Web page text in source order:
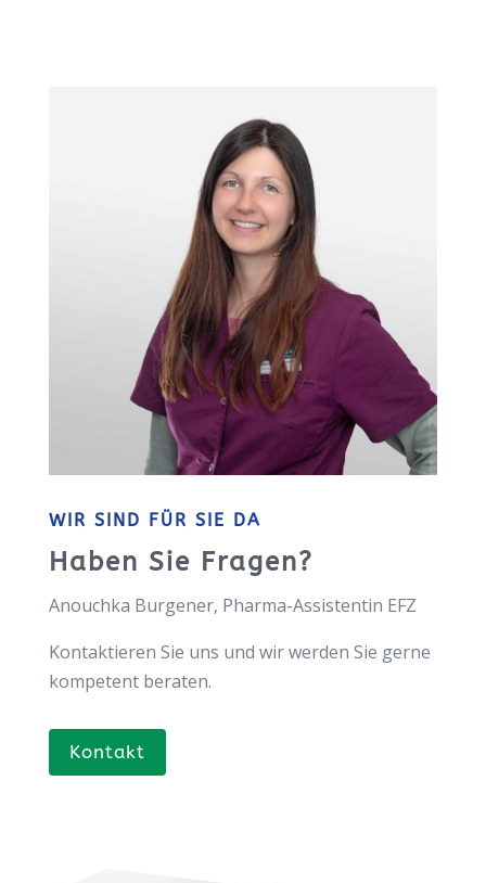
WIR SIND FÜR SIE DA
Haben Sie Fragen?
Anouchka Burgener, Pharma-Assistentin EFZ
Kontaktieren Sie uns und wir werden Sie gerne
kompetent beraten.
Kontakt